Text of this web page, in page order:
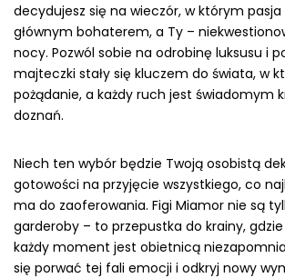
decydujesz się na wieczór, w którym pasja
głównym bohaterem, a Ty –
nocy. Pozwól sobie na odrobinę luksusu i
majteczki stały się kluczem do świata, w
pożądanie, a każdy ruch jest świadomym
doznań.
Niech ten wybór będzie Twoją osobistą
gotowości na przyjęcie wszystkiego, co
ma do zaoferowania. Figi Miamor nie są
garderoby – to przepustka do krainy, gdzie
każdy moment jest obietnicą
się porwać tej fali emocji i odkryj nowy